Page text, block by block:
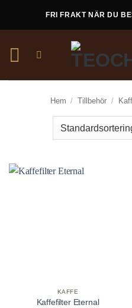
FRI FRAKT NÄR DU
Hem / Tillbehör /
KAFFE
Kaffefilter Eternal